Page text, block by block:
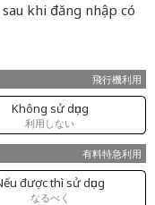
khi đăng nhập có
飛行機利用
Không sử dụng
利用しない
有料特急利用
được thì sử dụng
なるべく